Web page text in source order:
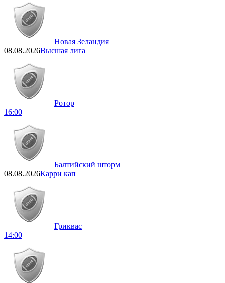
Новая Зеландия
08.08.2026Высшая лига
Ротор
16:00
Балтийский шторм
08.08.2026Карри кап
Гриквас
14:00